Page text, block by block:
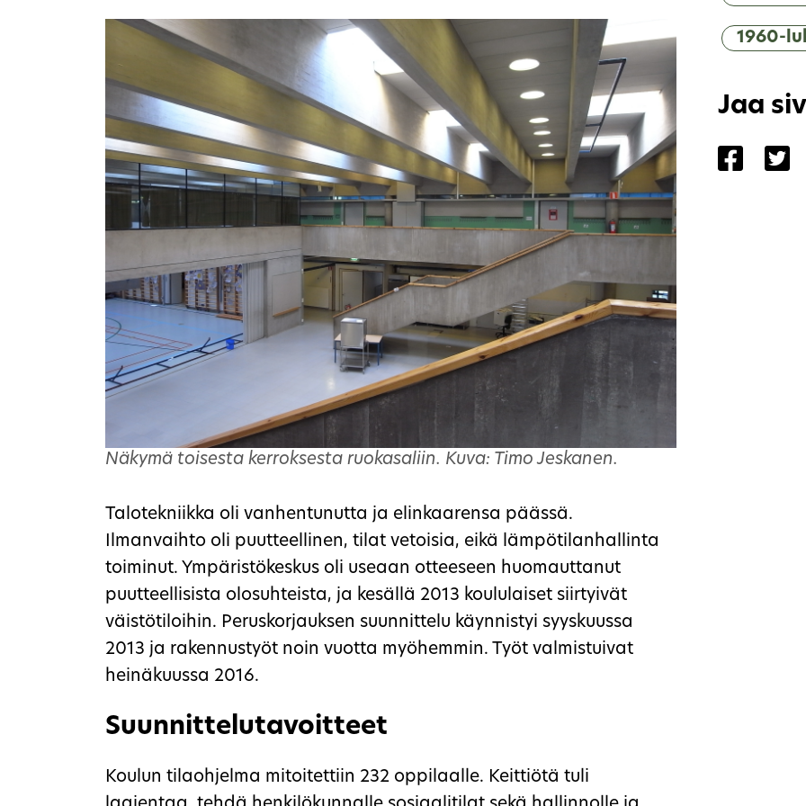
Näkymä toisesta kerroksesta ruokasaliin. Kuva: Timo Jeskanen.
Talotekniikka oli vanhentunutta ja elinkaarensa päässä.
Ilmanvaihto oli puutteellinen, tilat vetoisia, eikä lämpötilanhallinta
toiminut. Ympäristökeskus oli useaan otteeseen huomauttanut
puutteellisista olosuhteista, ja kesällä 2013 koululaiset siirtyivät
väistötiloihin. Peruskorjauksen suunnittelu käynnistyi syyskuussa
2013 ja rakennustyöt noin vuotta myöhemmin. Työt valmistuivat
heinäkuussa 2016.
Suunnittelutavoitteet
Koulun tilaohjelma mitoitettiin 232 oppilaalle. Keittiötä tuli
1960-
Jaa
Jaa